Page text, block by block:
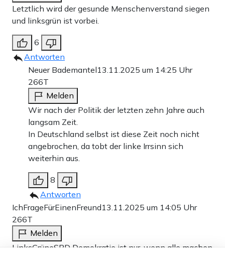
Letztlich wird der gesunde Menschenverstand siegen
und linksgrün ist vorbei.
6
Antworten
Neuer Bademantel13.11.2025 um 14:25 Uhr
266T
Melden
Wir nach der Politik der letzten zehn Jahre auch
langsam Zeit.
In Deutschland selbst ist diese Zeit noch nicht
angebrochen, da tobt der linke Irrsinn sich
weiterhin aus.
8
Antworten
IchFrageFürEinenFreund13.11.2025 um 14:05 Uhr
266T
Melden
LinksGrüneSPD Demokratie ist nur, wenn alle machen